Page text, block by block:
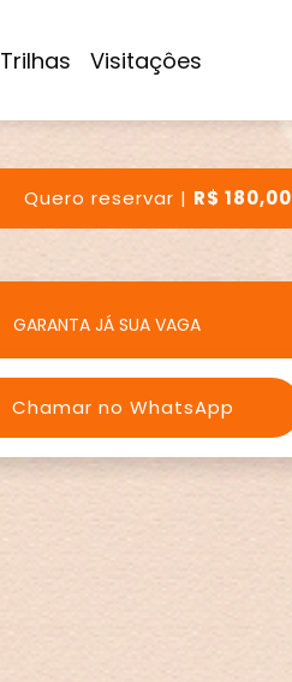
Trilhas Visitaçôes
Quero reservar | R$ 180,00
GARANTA JÁ SUA VAGA
Chamar no WhatsApp